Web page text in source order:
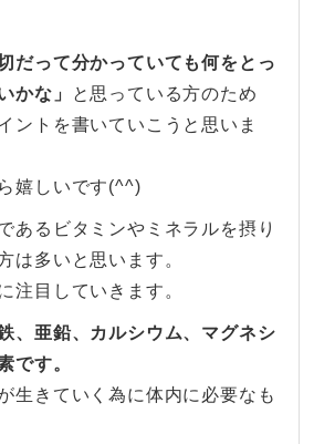
だって分かっていても何をとっ
かな」
と思っている方のため
ントを書いていこうと思いま
嬉しいです(^^)
あるビタミンやミネラルを摂り
は多いと思います。
注目していきます。
、亜鉛、カルシウム、 マグネシ
です。
生きていく為に体内に必要なも